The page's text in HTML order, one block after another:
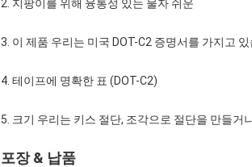
2. 지팡이를 위해 융통성 있는 물자 쉬운
3. 이 제품 우리는 미국 DOT-C2 증명서를 가지고 있
4. 테이프에 명확한 표 (DOT-C2)
5. 크기 우리는 키스 절단, 조각으로 절단을 만들
포장 & 납품